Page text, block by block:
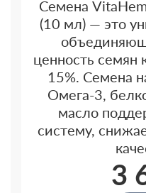
Семена
(10 мл) — это
ценность семян
15%. Семена
Омега-3,
масло
систему,
3